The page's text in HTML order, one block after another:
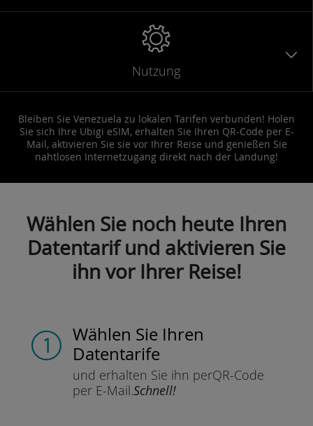
Nutzung
Bleiben Sie Venezuela zu lokalen Tarifen verbunden! Holen
Sie sich Ihre Ubigi eSIM, erhalten Sie Ihren QR-Code per E-
Mail, aktivieren Sie sie vor Ihrer Reise und genießen Sie
nahtlosen Internetzugang direkt nach der Landung!
Wählen Sie noch heute Ihren
Datentarif und aktivieren Sie
ihn vor Ihrer Reise!
Wählen Sie Ihren
Datentarife
und erhalten Sie ihn perQR-Code
per E-Mail.Schnell!